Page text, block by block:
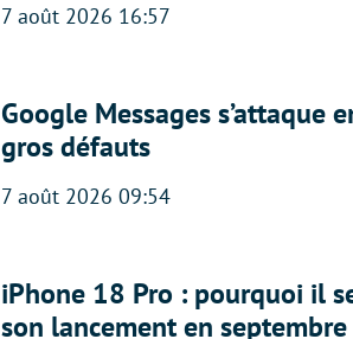
7 août 2026 16:57
Google Messages s’attaque
gros défauts
7 août 2026 09:54
iPhone 18 Pro : pourquoi il
son lancement en septembre